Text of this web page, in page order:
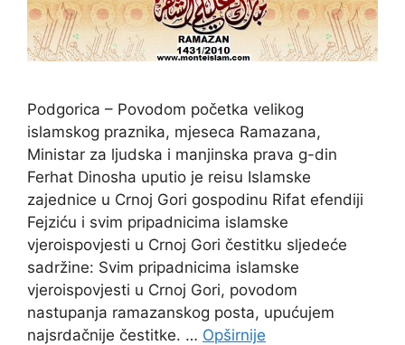
Podgorica – Povodom početka velikog
islamskog praznika, mjeseca Ramazana,
Ministar za ljudska i manjinska prava g-din
Ferhat Dinosha uputio je reisu Islamske
zajednice u Crnoj Gori gospodinu Rifat efendiji
Fejziću i svim pripadnicima islamske
vjeroispovjesti u Crnoj Gori čestitku sljedeće
sadržine: Svim pripadnicima islamske
vjeroispovjesti u Crnoj Gori, povodom
nastupanja ramazanskog posta, upućujem
najsrdačnije čestitke. … Opširnije